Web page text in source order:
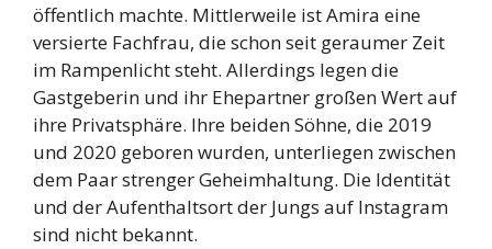
öffentlich machte. Mittlerweile ist Amira eine
versierte Fachfrau, die schon seit geraumer Zeit
im Rampenlicht steht. Allerdings legen die
Gastgeberin und ihr Ehepartner großen Wert auf
ihre Privatsphäre. Ihre beiden Söhne, die 2019
und 2020 geboren wurden, unterliegen zwischen
dem Paar strenger Geheimhaltung. Die Identität
und der Aufenthaltsort der Jungs auf Instagram
sind nicht bekannt.